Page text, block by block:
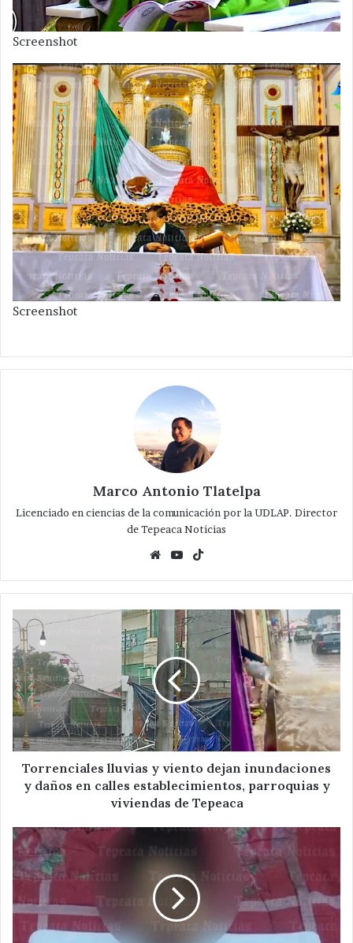
Screenshot
Screenshot
Marco Antonio Tlatelpa
Licenciado en ciencias de la comunicación por la UDLAP. Director
de Tepeaca Noticias
WebsiteYouTube
Torrenciales
lluvias
y
viento
dejan
inundaciones
y
daños
en
calles
establecimientos,
viviendas
de
Tepeaca
Torrenciales lluvias y viento dejan inundaciones
y daños en calles establecimientos, parroquias y
viviendas de Tepeaca
Con
mensaje
de
advertencia
,
abandonan
cabeza